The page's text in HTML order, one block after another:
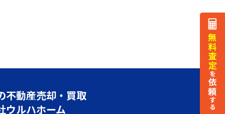
不動産売却・買取
ウルハホーム